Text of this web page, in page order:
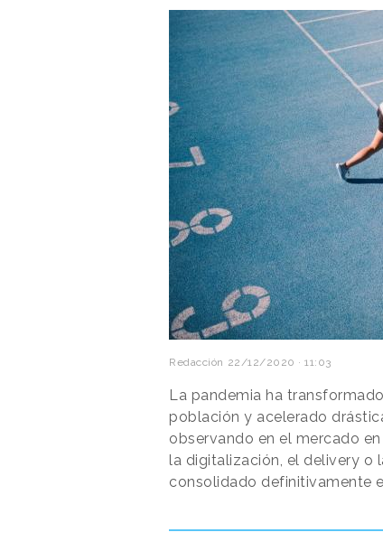
Redacción 22/12/2020 · 11:03
La pandemia ha
población y acelerado
observando en el mercado
la digitalización, el delivery o
consolidado definitivamente